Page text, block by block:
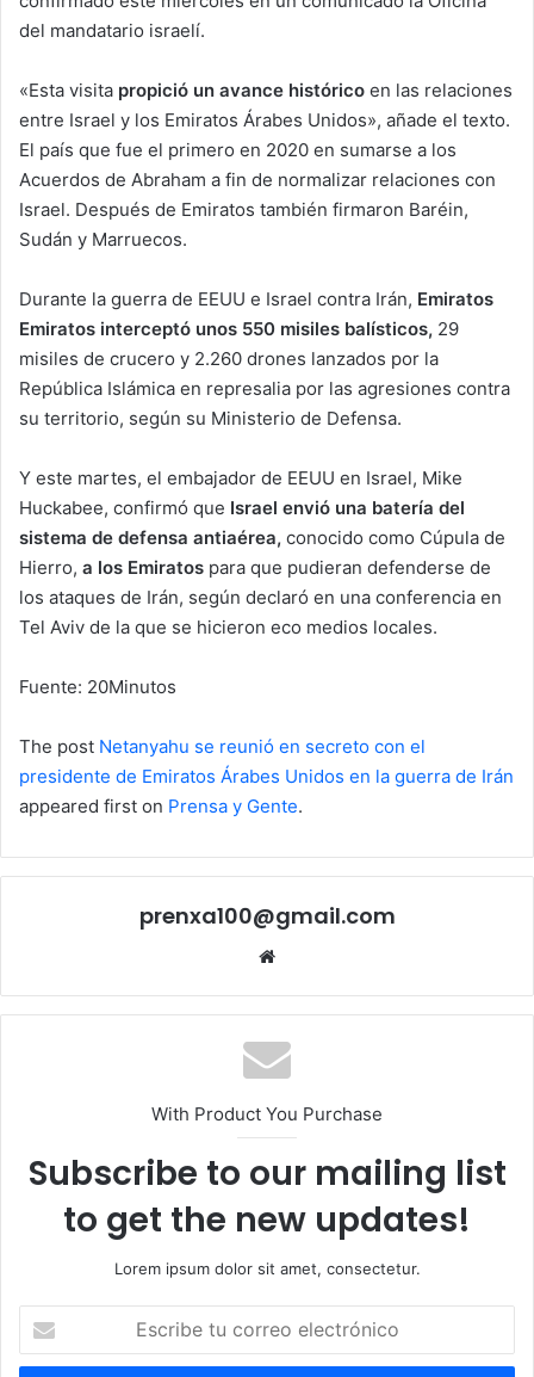
del mandatario israelí.
«Esta visita propició un avance histórico en las relaciones
entre Israel y los Emiratos Árabes Unidos», añade el texto.
El país que fue el primero en 2020 en sumarse a los
Acuerdos de Abraham a fin de normalizar relaciones con
Israel. Después de Emiratos también firmaron Baréin,
Sudán y Marruecos.
Durante la guerra de EEUU e Israel contra Irán, Emiratos
Emiratos interceptó unos 550 misiles balísticos, 29
misiles de crucero y 2.260 drones lanzados por la
República Islámica en represalia por las agresiones contra
su territorio, según su Ministerio de Defensa.
Y este martes, el embajador de EEUU en Israel, Mike
Huckabee, confirmó que Israel envió una batería del
sistema de defensa antiaérea, conocido como Cúpula de
Hierro, a los Emiratos para que pudieran defenderse de
los ataques de Irán, según declaró en una conferencia en
Tel Aviv de la que se hicieron eco medios locales.
Fuente: 20Minutos
The post Netanyahu se reunió en secreto con el
presidente de Emiratos Árabes Unidos en la guerra de Irán
appeared first on Prensa y Gente.
prenxa100@gmail.com
With Product You Purchase
Subscribe to our mailing list
to get the new updates!
Lorem ipsum dolor sit amet, consectetur.
correo